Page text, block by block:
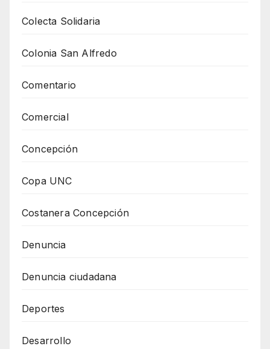
Colecta Solidaria
Colonia San Alfredo
Comentario
Comercial
Concepción
Copa UNC
Costanera Concepción
Denuncia
Denuncia ciudadana
Deportes
Desarrollo